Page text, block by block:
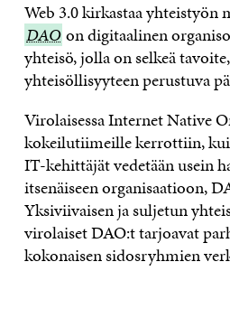
Web 3.0 kirkastaa yhteistyön
DAO on digitaalinen
yhteisö, jolla on selkeä
yhteisöllisyyteen perustuva
Virolaisessa Internet Native
kokeilutiimeille kerrottiin,
IT-kehittäjät vedetään usein
itsenäiseen organisaatioon,
Yksiviivaisen ja suljetun
virolaiset DAO:t tarjoavat
kokonaisen sidosryhmien